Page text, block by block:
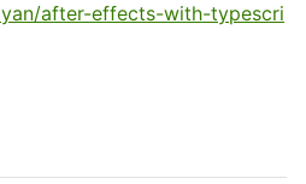
after-effects-with-typescri